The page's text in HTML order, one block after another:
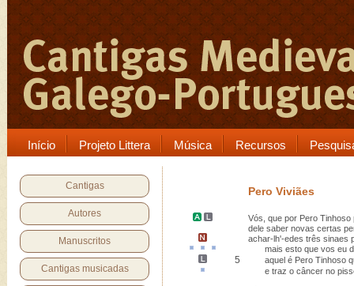
Início Projeto Littera Música Recursos
Cantigas
Autores
Manuscritos
Cantigas musicadas
Pero Viviães
Vós, que por Pero Tinhoso
dele saber novas certas
achar-lh'-edes três sinaes
mais esto que vos eu
5
aquel é Pero Tinhoso
e traz o câncer no